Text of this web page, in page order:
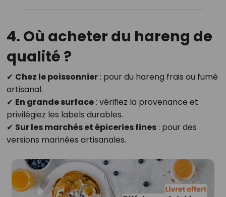
4. Où acheter du hareng de
qualité ?
✔ Chez le poissonnier: pour du hareng frais ou fumé
artisanal.
✔ En grande surface: vérifiez la provenance et
privilégiez les labels durables.
✔ Sur les marchés et épiceries fines: pour des
versions marinées artisanales.